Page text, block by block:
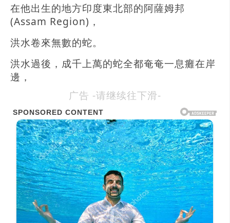
在他出生的地方印度東北部的阿薩姆邦
(Assam Region)，
洪水卷來無數的蛇。
洪水過後，成千上萬的蛇全都奄奄一息癱在岸
邊，
广告 -请继续往下滑-